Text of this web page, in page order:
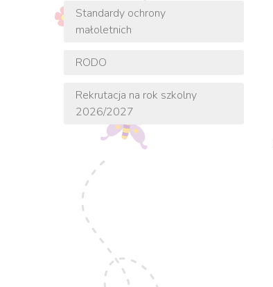
Standardy ochrony
małoletnich
RODO
Rekrutacja na rok szkolny
2026/2027